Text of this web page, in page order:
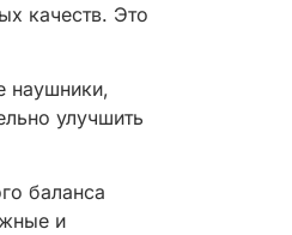
качеств. Это
наушники,
улучшить
баланса
и